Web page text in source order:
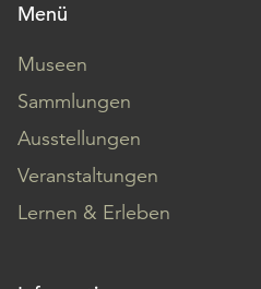
Menü
Museen
Sammlungen
Ausstellungen
Veranstaltungen
Lernen & Erleben